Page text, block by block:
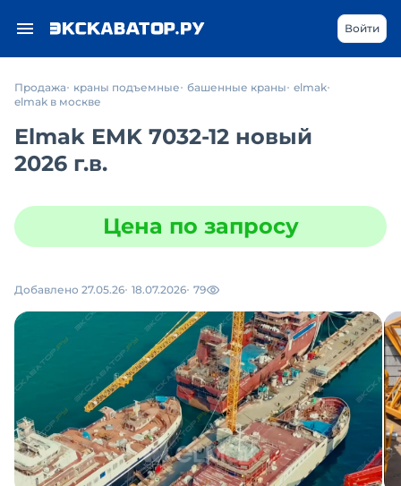
Войти
Продажа краны подъемные башенные краны elmak
elmak в москве
Elmak EMK 7032-12 новый
2026 г.в.
Цена по запросу
Добавлено 27.05.26 18.07.2026 79